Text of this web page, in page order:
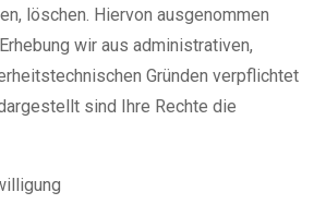
löschen. Hiervon ausgenommen
wir aus administrativen,
Gründen verpflichtet
sind Ihre Rechte die